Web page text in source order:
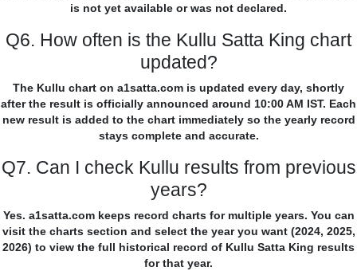
is not yet available or was not declared.
Q6. How often is the Kullu Satta King chart
updated?
The Kullu chart on a1satta.com is updated every day, shortly
after the result is officially announced around 10:00 AM IST. Each
new result is added to the chart immediately so the yearly record
stays complete and accurate.
Q7. Can I check Kullu results from previous
years?
Yes. a1satta.com keeps record charts for multiple years. You can
visit the charts section and select the year you want (2024, 2025,
2026) to view the full historical record of Kullu Satta King results
for that year.